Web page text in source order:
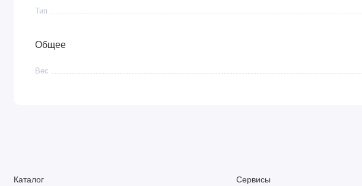
Тип
Общее
Вес
Каталог Сервисы